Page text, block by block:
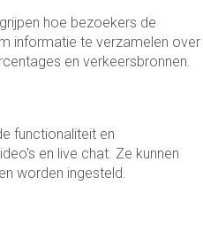
hoe bezoekers de
informatie te verzamelen over
en verkeersbronnen.
functionaliteit en
en live chat. Ze kunnen
worden ingesteld.